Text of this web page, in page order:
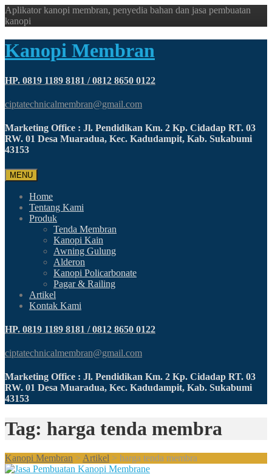
Aplikator kanopi membran, penyedia bahan dan jasa pembuatan
kanopi
Kanopi Membran
HP. 0819 1189 8181 / 0812 8650 0122
ciptatechnicalmembran@gmail.com
Marketing Office : Jl. Pendidikan Km. 2 Kp. Cidadap RT. 03
RW. 01 Desa Muaradua, Kec. Kadudampit, Kab. Sukabumi
43153
MENU
Home
Tentang Kami
Produk
Tenda Membran
Kanopi Kain
Awning Gulung
Alderon
Kanopi Policarbonate
Pagar & Railing
Artikel
Kontak Kami
HP. 0819 1189 8181 / 0812 8650 0122
ciptatechnicalmembran@gmail.com
Marketing Office : Jl. Pendidikan Km. 2 Kp. Cidadap RT. 03
RW. 01 Desa Muaradua, Kec. Kadudampit, Kab. Sukabumi
43153
Tag: harga tenda membra
Kanopi Membran > Artikel > harga tenda membra